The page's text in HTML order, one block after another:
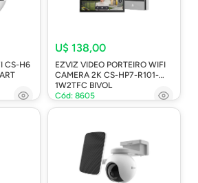
CS-H6
U$ 138,00
EZVIZ VIDEO PORTEIRO WIFI
CAMERA 2K CS-HP7-R101-
1W2TFC BIVOL
Cód: 8605